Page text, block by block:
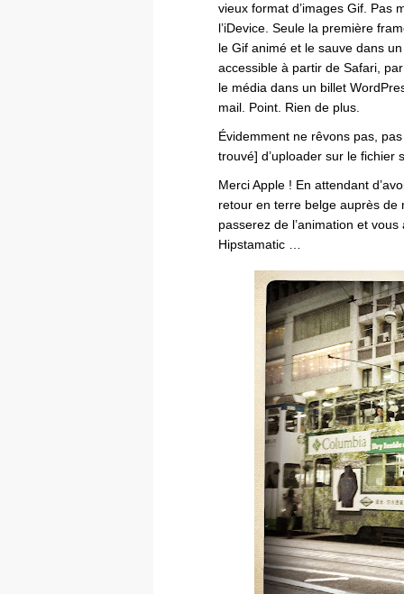
vieux format d’images Gif. Pas
l’iDevice. Seule la première
le Gif animé et le sauve dans
accessible à partir de Safari,
le média dans un billet
mail. Point. Rien de plus.
Évidemment ne rêvons pas,
trouvé] d’uploader sur le fichier
Merci Apple ! En attendant
retour en terre belge auprès de
passerez de l’animation et
Hipstamatic …